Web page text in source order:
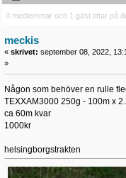
0 medlemmar och 1 gäst tittar på
meckis
« skrivet: september 08, 2022,
»
Någon som behöver en rulle
TEXXAM3000 250g - 100m x
ca 60m kvar
1000kr
helsingborgstrakten